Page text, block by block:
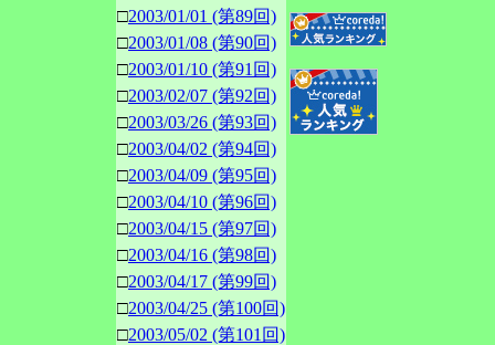
□2003/01/01 (第89回)
□2003/01/08 (第90回)
□2003/01/10 (第91回)
□2003/02/07 (第92回)
□2003/03/26 (第93回)
□2003/04/02 (第94回)
□2003/04/09 (第95回)
□2003/04/10 (第96回)
□2003/04/15 (第97回)
□2003/04/16 (第98回)
□2003/04/17 (第99回)
□2003/04/25 (第100回)
□2003/05/02 (第101回)